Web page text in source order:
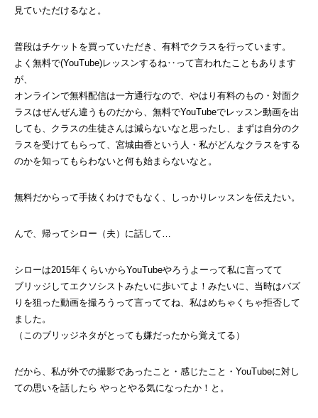
見ていただけるなと。
普段はチケットを買っていただき、有料でクラスを行っています。
よく無料で(YouTube)レッスンするね‥って言われたこともあります
が、
オンラインで無料配信は一方通行なので、やはり有料のもの・対面ク
ラスはぜんぜん違うものだから、無料でYouTubeでレッスン動画を出
しても、クラスの生徒さんは減らないなと思ったし、まずは自分のク
ラスを受けてもらって、宮城由香という人・私がどんなクラスをする
のかを知ってもらわないと何も始まらないなと。
無料だからって手抜くわけでもなく、しっかりレッスンを伝えたい。
んで、帰ってシロー（夫）に話して…
シローは2015年くらいからYouTubeやろうよーって私に言ってて
ブリッジしてエクソシストみたいに歩いてよ！みたいに、当時はバズ
りを狙った動画を撮ろうって言っててね、私はめちゃくちゃ拒否して
ました。
（このブリッジネタがとっても嫌だったから覚えてる）
だから、私が外での撮影であったこと・感じたこと・YouTubeに対し
ての思いを話したら やっとやる気になったか！と。